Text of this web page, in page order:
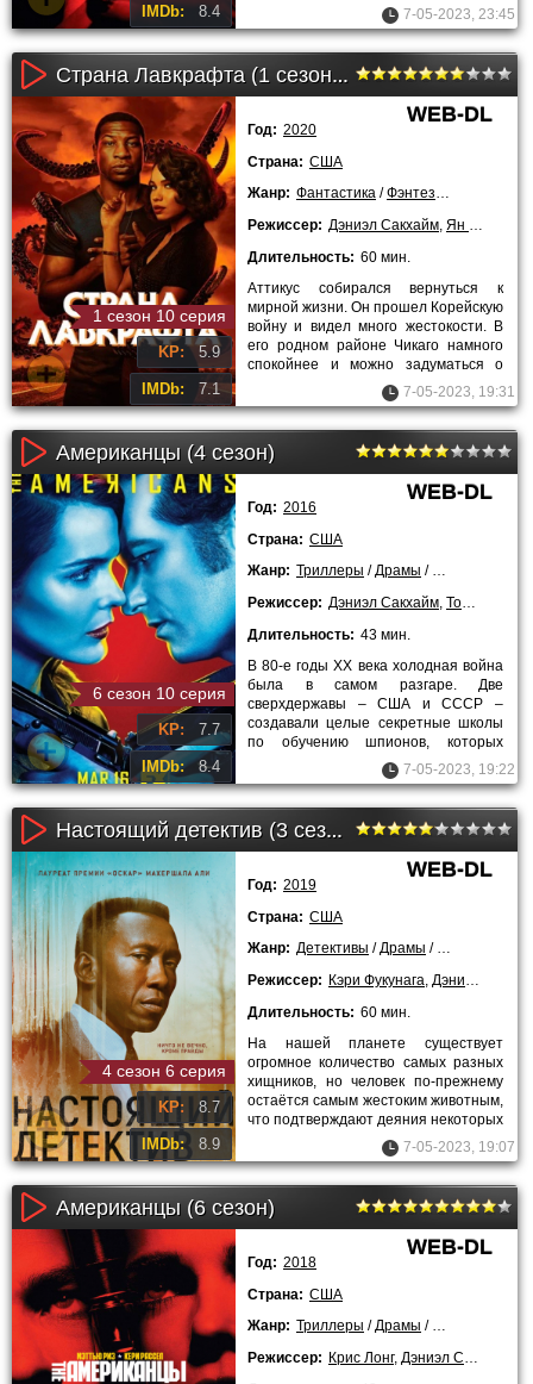
IMDb: 8.4
времена холодной воны
разворачивают
7-05-2023, 23:45
Страна Лавкрафта (1 сезон все серии)
1 сезон 10 серия
KP: 5.9
IMDb: 7.1
WEB-DL
Год: 2020
Страна: США
Жанр: Фантастика /Фэнтези /
Режиссер: Дэниэл Сакхайм, Ян Деманж
Длительность: 60 мин.
Аттикус собирался вернуться к
мирной жизни. Он прошел Корейскую
войну и видел много жестокости. В
его родном районе Чикаго намного
спокойнее и можно задуматься о
будущем. Его мать давно7-05-2023, 19:31
Американцы (4 сезон)
6 сезон 10 серия
KP: 7.7
IMDb: 8.4
WEB-DL
Год: 2016
Страна: США
Жанр: Триллеры /Драмы / Криминальные
Режиссер: Дэниэл Сакхайм, Томас Шламми
Длительность: 43 мин.
В 80-е годы ХХ века холодная война
была в самом разгаре. Две
сверхдержавы – США и СССР –
создавали целые секретные школы
по обучению шпионов, которых
потом засылали к противнику.
Филипп и
7-05-2023, 19:22
Настоящий детектив (3 сезон)
4 сезон 6 серия
KP: 8.7
IMDb: 8.9
WEB-DL
Год: 2019
Страна: США
Жанр: Детективы /Драмы /
Режиссер: Кэри Фукунага, Дэниэл Сакхайм
Длительность: 60 мин.
На нашей планете существует
огромное количество самых разных
хищников, но человек по-прежнему
остаётся самым жестоким животным,
что подтверждают деяния некоторых
представителей человеческой7-05-2023, 19:07
Американцы (6 сезон)
WEB-DL
Год: 2018
Страна: США
Жанр: Триллеры /Драмы / Криминальные
Режиссер: Крис Лонг, Дэниэл Сакхайм